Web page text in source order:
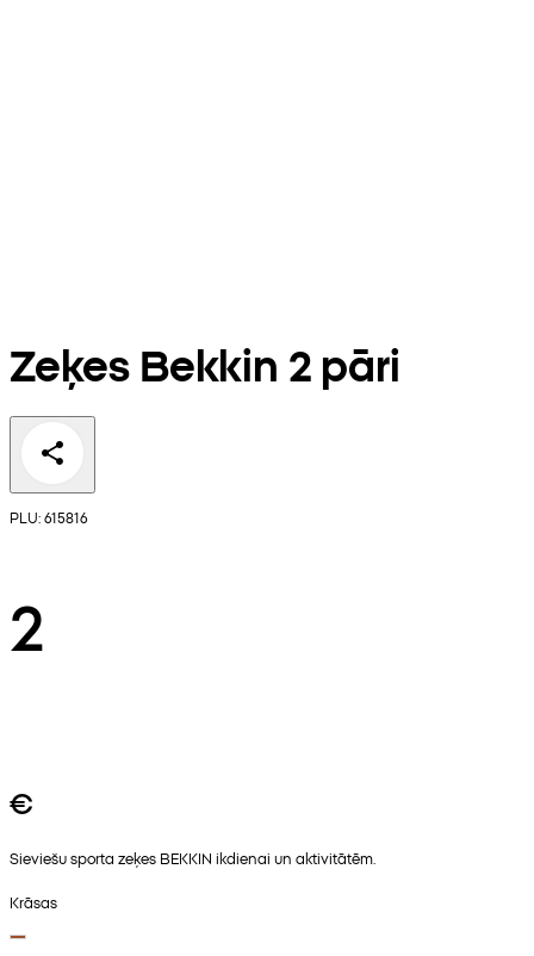
Zeķes Bekkin 2 pāri
PLU: 615816
2
€
Sieviešu sporta zeķes BEKKIN ikdienai un aktivitātēm.
Krāsas